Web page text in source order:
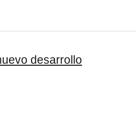
desarrollo